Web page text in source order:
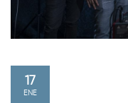
17
ENE